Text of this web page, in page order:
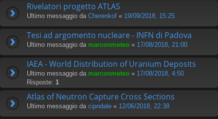
Rivelatori progetto ATLAS
Ultimo messaggio da Cherenkof « 19/09/2018, 15:25
Tesi ad argomento nucleare - INFN di Padova
Ultimo messaggio da marconmeteo « 17/08/2018, 21:00
IAEA - World Distribution of Uranium Deposits
Ultimo messaggio da marconmeteo « 17/08/2018, 4:50
Risposte: 1
Atlas of Neutron Capture Cross Sections
Ultimo messaggio da cipndale « 12/06/2018, 22:38